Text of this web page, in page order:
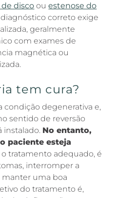
disco ouestenose do
diagnóstico correto exige
geralmente
com exames de
magnética ou
tem cura?
condição degenerativa e,
sentido de reversão
instalado. No entanto,
paciente esteja
o tratamento adequado, é
interromper a
manter uma boa
do tratamento é,